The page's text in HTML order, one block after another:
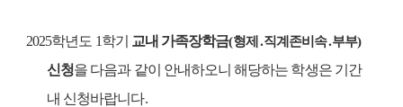
2025학년도 1학기 교내 가족장학금(형제 ․직계존비속․부부)
신청을 다음과 같이 안내하오니 해당하는 학생은 기간
내 신청바랍니다.